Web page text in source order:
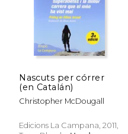
$ 27.64
Nascuts per córrer
(en Catalán)
Christopher McDougall
Edicions La Campana, 2011,